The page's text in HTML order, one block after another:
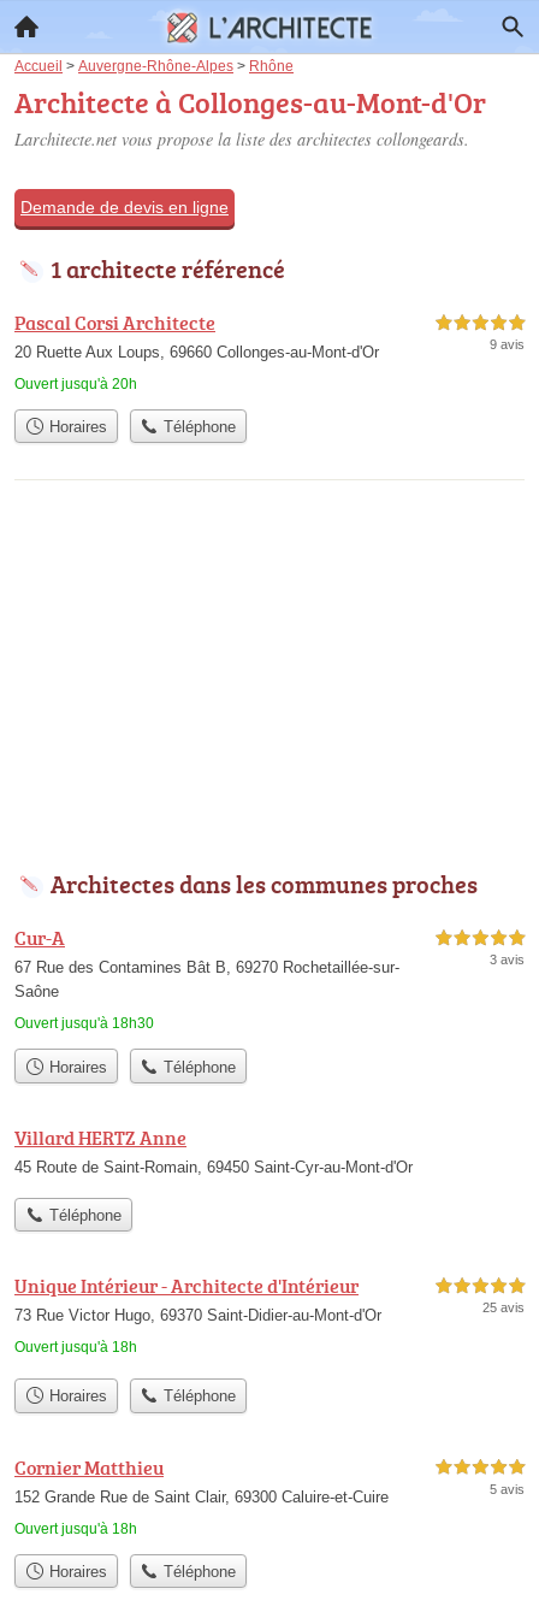
Accueil > Auvergne-Rhône-Alpes > Rhône
Architecte à Collonges-au-Mont-d'Or
Larchitecte.net vous propose la liste des architectes collongeards.
Demande de devis en ligne
1 architecte référencé
Pascal Corsi Architecte
20 Ruette Aux Loups, 69660 Collonges-au-Mont-d'Or
Ouvert jusqu'à 20h
5,0 étoiles sur 5
9 avis
Horaires Téléphone
Architectes dans les communes proches
Cur-A
67 Rue des Contamines Bât B, 69270 Rochetaillée-sur-
Saône
Ouvert jusqu'à 18h30
5,0 étoiles sur 5
3 avis
Horaires Téléphone
Villard HERTZ Anne
45 Route de Saint-Romain, 69450 Saint-Cyr-au-Mont-d'Or
Téléphone
Unique Intérieur - Architecte d'Intérieur
73 Rue Victor Hugo, 69370 Saint-Didier-au-Mont-d'Or
Ouvert jusqu'à 18h
5,0 étoiles sur 5
25 avis
Horaires Téléphone
Cornier Matthieu
152 Grande Rue de Saint Clair, 69300 Caluire-et-Cuire
Ouvert jusqu'à 18h
5,0 étoiles sur 5
5 avis
Horaires Téléphone